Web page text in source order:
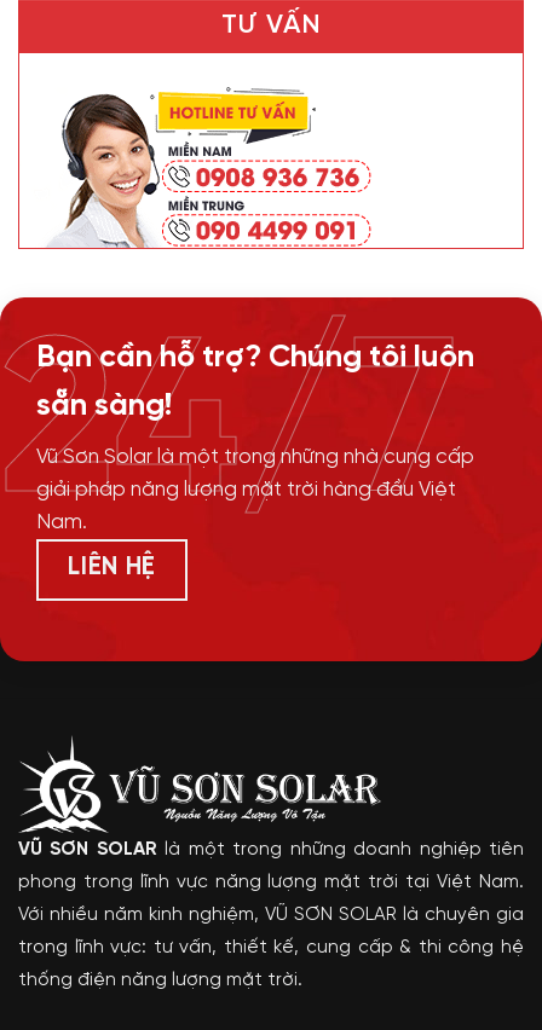
TƯ VẤN
Bạn cần hỗ trợ? Chúng tôi luôn
sẵn sàng!
Vũ Sơn Solar là một trong những nhà cung cấp
giải pháp năng lượng mặt trời hàng đầu Việt
Nam.
LIÊN HỆ
24/7
VŨ SƠN SOLAR là một trong những doanh nghiệp tiên
phong trong lĩnh vực năng lượng mặt trời tại Việt Nam.
Với nhiều năm kinh nghiệm, VŨ SƠN SOLAR là chuyên gia
trong lĩnh vực: tư vấn, thiết kế, cung cấp & thi công hệ
thống điện năng lượng mặt trời.